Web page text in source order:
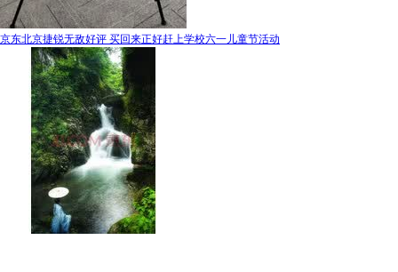
京东北京捷锐无敌好评 买回来正好赶上学校六一儿童节活动